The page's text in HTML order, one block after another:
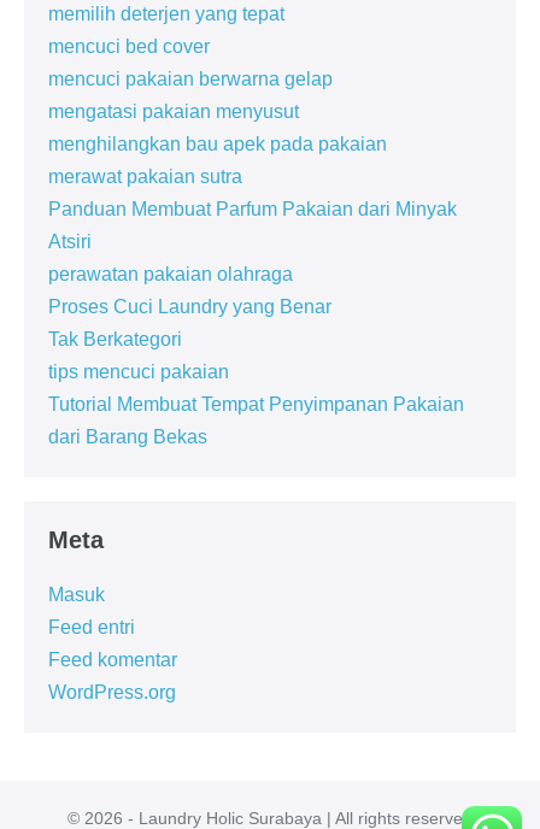
memilih deterjen yang tepat
mencuci bed cover
mencuci pakaian berwarna gelap
mengatasi pakaian menyusut
menghilangkan bau apek pada pakaian
merawat pakaian sutra
Panduan Membuat Parfum Pakaian dari Minyak
Atsiri
perawatan pakaian olahraga
Proses Cuci Laundry yang Benar
Tak Berkategori
tips mencuci pakaian
Tutorial Membuat Tempat Penyimpanan Pakaian
dari Barang Bekas
Meta
Masuk
Feed entri
Feed komentar
WordPress.org
© 2026 - Laundry Holic Surabaya | All rights reserved